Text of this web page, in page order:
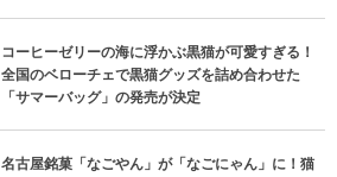
コーヒーゼリーの海に浮かぶ黒猫が可愛すぎる！
全国のベローチェで黒猫グッズを詰め合わせた
「サマーバッグ」の発売が決定
名古屋銘菓「なごやん」が「なごにゃん」に！猫